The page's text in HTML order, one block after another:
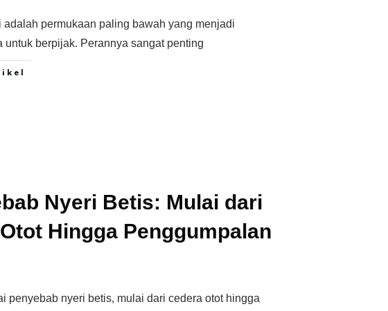
adalah permukaan paling bawah yang menjadi
untuk berpijak. Perannya sangat penting
Nyeri Betis: Mulai dari
Hingga Penggumpalan
penyebab nyeri betis, mulai dari cedera otot hingga